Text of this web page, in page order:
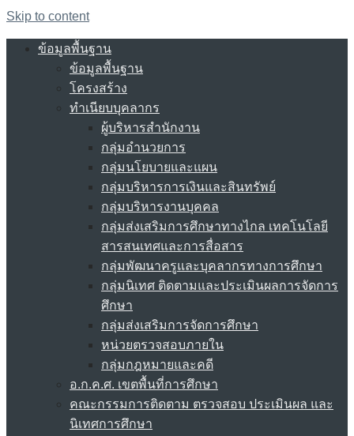
Skip to content
ข้อมูลพื้นฐาน
ข้อมูลพื้นฐาน
โครงสร้าง
ทำเนียบบุคลากร
ผู้บริหารสำนักงาน
กลุ่มอำนวยการ
กลุ่มนโยบายและแผน
กลุ่มบริหารการเงินและสินทรัพย์
กลุ่มบริหารงานบุคคล
กลุ่มส่งเสริมการศึกษาทางไกล เทคโนโลยี
สารสนเทศและการสื่อสาร
กลุ่มพัฒนาครูและบุคลากรทางการศึกษา
กลุ่มนิเทศ ติดตามและประเมินผลการจัดการ
ศึกษา
กลุ่มส่งเสริมการจัดการศึกษา
หน่วยตรวจสอบภายใน
กลุ่มกฎหมายและคดี
อ.ก.ค.ศ. เขตพื้นที่การศึกษา
คณะกรรมการติดตาม ตรวจสอบ ประเมินผล และ
นิเทศการศึกษา